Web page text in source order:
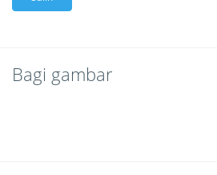
Bagi gambar